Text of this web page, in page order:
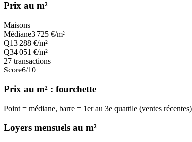
Prix au m²
Maisons
Médiane3 725 €/m²
Q13 288 €/m²
Q34 051 €/m²
27 transactions
Score6/10
Prix au m² : fourchette
Point = médiane, barre = 1er au 3e quartile (ventes récentes)
Loyers mensuels au m²